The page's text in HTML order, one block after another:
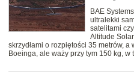
BAE
ultralekki
satelitami
Altitude
skrzydłami o rozpiętości 35 metrów,
Boeinga, ale waży przy tym 150 kg, w